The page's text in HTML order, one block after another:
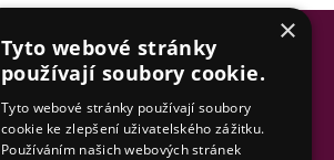
Tvorba www stránek
& SEO by MEDIA ENERGY
×
Tyto webové stránky
používají soubory cookie.
Tyto webové stránky používají soubory
cookie ke zlepšení uživatelského zážitku.
Používáním našich webových stránek